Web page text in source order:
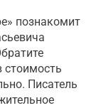
познакомит
стоимость
Писатель